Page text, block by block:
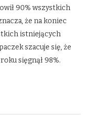
90% wszystkich
że na koniec
istniejących
szacuje się, że
sięgnął 98%.